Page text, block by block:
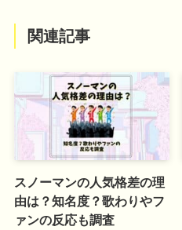
関連記事
スノーマンの人気格差の理
由は？知名度？歌わりやフ
ァンの反応も調査